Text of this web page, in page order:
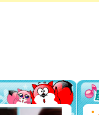
[圣诞节]
你太多，
要平安
[圣诞节]